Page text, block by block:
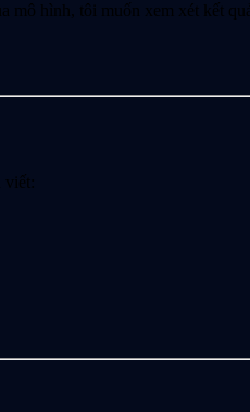
mô hình, tôi muốn xem xét kết
viết: